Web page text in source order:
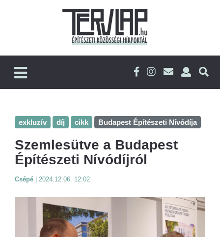
exkluzív díj cikk Budapest Építészeti Nívódíja
Szemlesütve a Budapest
Építészeti Nívódíjról
Csépé 2024.12.06. 12:02